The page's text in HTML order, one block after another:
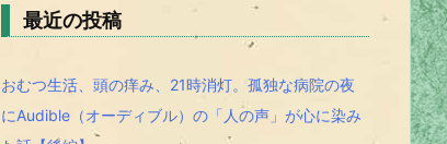
最近の投稿
おむつ生活、頭の痒み、21時消灯。孤独な病院の夜
にAudible（オーディブル）の「人の声」が心に染み